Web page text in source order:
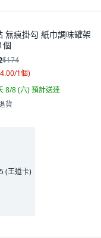
無痕掛勾 紙巾調味罐架
個
$174
1個)
8/8 (六)預計送達
貨
(王道卡)